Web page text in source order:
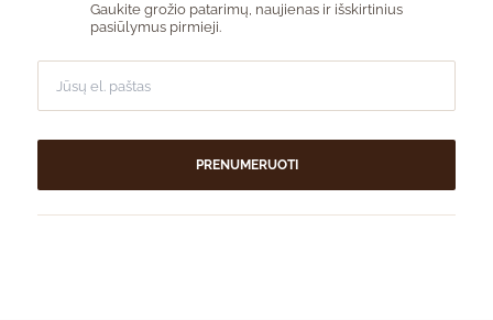
Gaukite grožio patarimų, naujienas ir išskirtinius
pasiūlymus pirmieji.
PRENUMERUOTI